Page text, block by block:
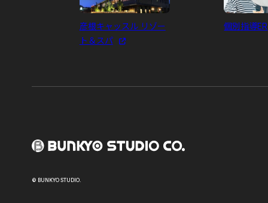
彦根キャッスル リゾー
ト＆スパ
個別指導ER
© BUNKYO STUDIO.